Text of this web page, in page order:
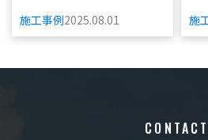
施工事例2025.08.01
施
CONTACT